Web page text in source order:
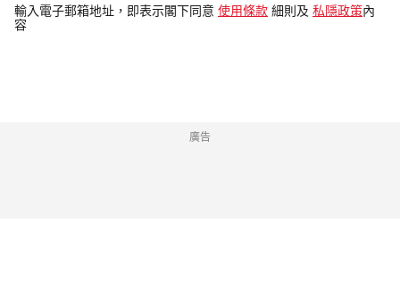
電
郵
輸入電子郵箱地址，即表示閣下同意 使用條款 細則及 私隱政策內
容
廣告